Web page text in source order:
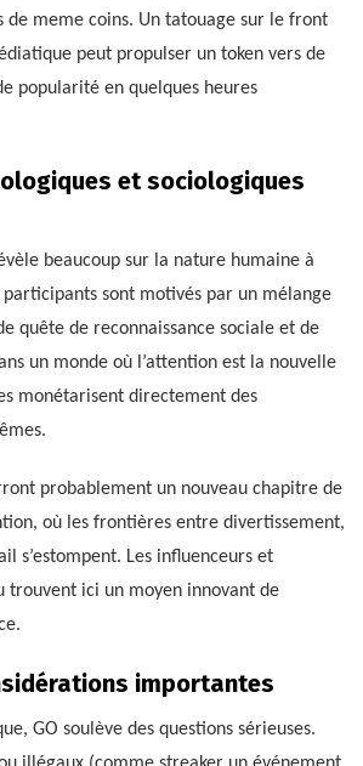
de meme coins. Un tatouage sur le front
peut propulser un token vers de
popularité en quelques heures
et sociologiques
beaucoup sur la nature humaine à
participants sont motivés par un mélange
quête de reconnaissance sociale et de
un monde où l’attention est la nouvelle
monétarisent directement des
probablement un nouveau chapitre de
où les frontières entre divertissement,
s’estompent. Les influenceurs et
trouvent ici un moyen innovant de
importantes
GO soulève des questions sérieuses.